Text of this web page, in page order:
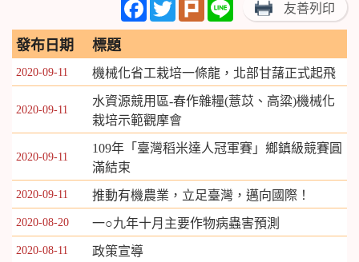
友善列印
發布日期 標題
2020-09-11 機械化省工栽培一條龍，北部甘藷正式起飛
2020-09-11
水資源競用區-春作雜糧(薏苡、高粱)機械化
栽培示範觀摩會
2020-09-11
109年「臺灣稻米達人冠軍賽」鄉鎮級競賽圓
滿結束
2020-09-11 推動有機農業，立足臺灣，邁向國際！
2020-08-20 一○九年十月主要作物病蟲害預測
2020-08-11 政策宣導